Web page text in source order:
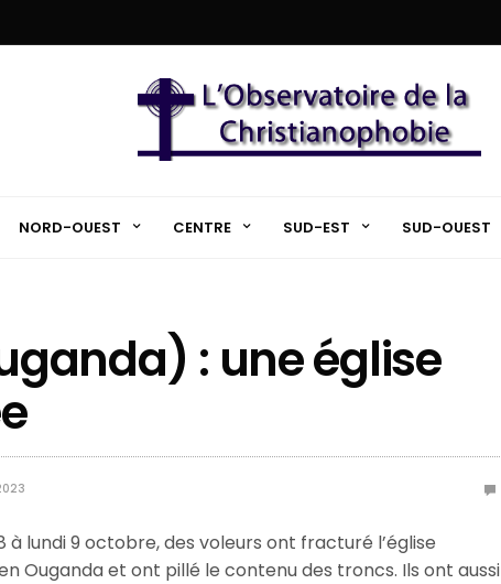
NORD-OUEST CENTRE SUD-EST SUD-OUEST
: une église
à lundi 9 octobre, des voleurs ont fracturé l’église
Ouganda et ont pillé le contenu des troncs. Ils ont aussi